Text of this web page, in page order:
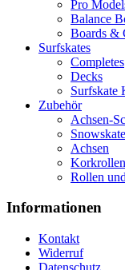
Pro
Balance
Boards &
Surfskates
Completes
Decks
Surfskate
Zubehör
Achsen-
Achsen
Korkrollen
Rollen
Informationen
Kontakt
Widerruf